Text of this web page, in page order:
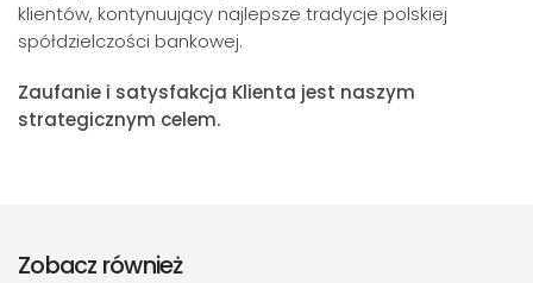
klientów, kontynuujący najlepsze tradycje polskiej
spółdzielczości bankowej.
Zaufanie i satysfakcja Klienta jest naszym
strategicznym celem.
Zobacz również